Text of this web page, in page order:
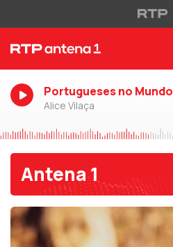
Portugueses no Mundo
Alice Vilaça
Antena 1